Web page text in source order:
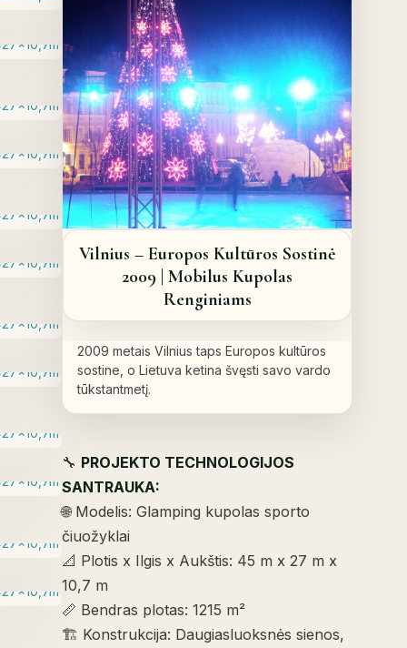
Vilnius – Europos Kultūros Sostinė
2009 | Mobilus Kupolas
Renginiams
2009 metais Vilnius taps Europos kultūros
sostine, o Lietuva ketina švęsti savo vardo
tūkstantmetį.
🔧 PROJEKTO TECHNOLOGIJOS
SANTRAUKA:
🌐 Modelis: Glamping kupolas sporto
čiuožyklai
📐 Plotis x Ilgis x Aukštis: 45 m x 27 m x
10,7 m
📏 Bendras plotas: 1215 m²
🏗️ Konstrukcija: Daugiasluoksnės sienos,